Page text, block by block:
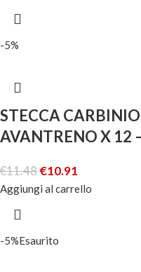
-5%
STECCA
AVANTRENO X 12
€11.48€10.91
Aggiungi al carrello
-5%Esaurito